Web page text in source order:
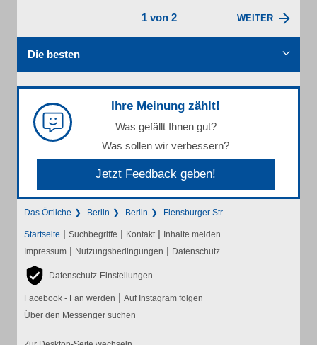
1 von 2 WEITER
Die besten
Ihre Meinung zählt!
Was gefällt Ihnen gut?
Was sollen wir verbessern?
Jetzt Feedback geben!
Das Örtliche Berlin Berlin Flensburger Str
Startseite | Suchbegriffe | Kontakt | Inhalte melden
Impressum | Nutzungsbedingungen | Datenschutz
Datenschutz-Einstellungen
Facebook - Fan werden | Auf Instagram folgen
Über den Messenger suchen